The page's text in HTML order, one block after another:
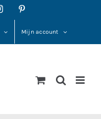
Instagram
Mijn account